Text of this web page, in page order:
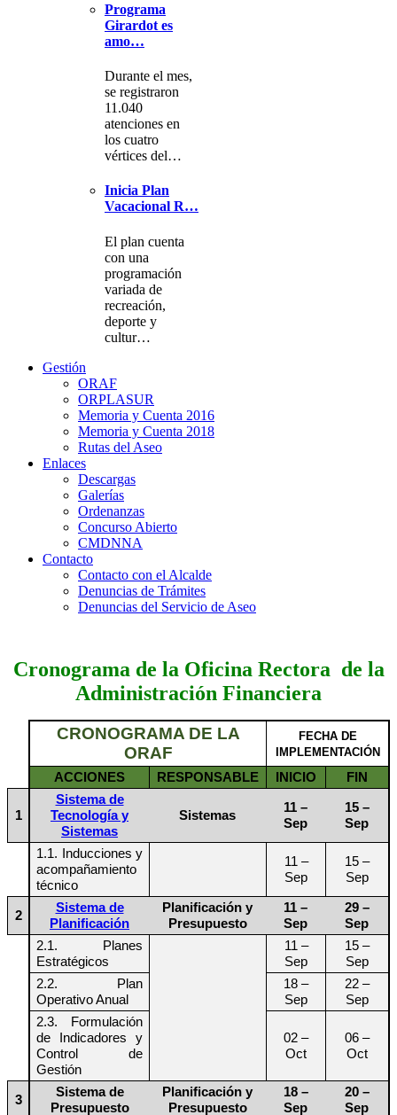
Programa
Girardot es
amo…
Durante el mes,
se registraron
11.040
atenciones en
los cuatro
vértices del…
Inicia Plan
Vacacional R…
El plan cuenta
con una
programación
variada de
recreación,
deporte y
cultur…
Gestión
ORAF
ORPLASUR
Memoria y Cuenta 2016
Memoria y Cuenta 2018
Rutas del Aseo
Enlaces
Descargas
Galerías
Ordenanzas
Concurso Abierto
CMDNNA
Contacto
Contacto con el Alcalde
Denuncias de Trámites
Denuncias del Servicio de Aseo
Cronograma de la Oficina Rectora de la
Administración Financiera
CRONOGRAMA DE LA
ORAF
FECHA DE
IMPLEMENTACIÓN
ACCIONES RESPONSABLE INICIO FIN
1
Sistema de
Tecnología y
Sistemas
Sistemas
11 –
Sep
15 –
Sep
1.1. Inducciones y
acompañamiento
técnico
11 –
Sep
15 –
Sep
2
Sistema de
Planificación
Planificación y
Presupuesto
11 –
Sep
29 –
Sep
2.1. Planes
Estratégicos
11 –
Sep
15 –
Sep
2.2. Plan
Operativo Anual
18 –
Sep
22 –
Sep
2.3. Formulación
de Indicadores y
Control de
Gestión
02 –
Oct
06 –
Oct
3
Sistema de
Presupuesto
Planificación y
Presupuesto
18 –
Sep
20 –
Sep